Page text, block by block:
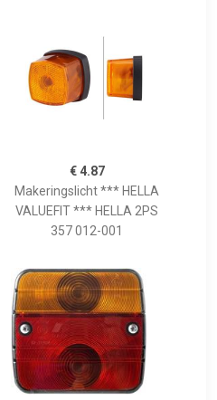
€ 4.87
Makeringslicht *** HELLA
VALUEFIT *** HELLA 2PS
357 012-001